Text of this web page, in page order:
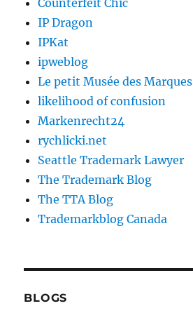
Counterfeit Chic
IP Dragon
IPKat
ipweblog
Le petit Musée des Marques
likelihood of confusion
Markenrecht24
rychlicki.net
Seattle Trademark Lawyer
The Trademark Blog
The TTA Blog
Trademarkblog Canada
BLOGS